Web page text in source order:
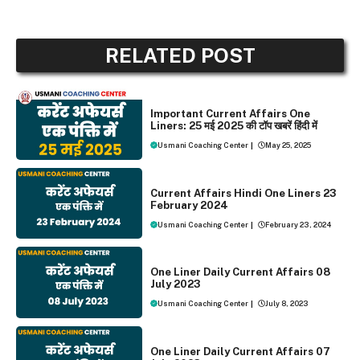
RELATED POST
Important Current Affairs One
Liners: 25 मई 2025 की टॉप खबरें हिंदी में
Usmani Coaching Center | May 25, 2025
Current Affairs Hindi One Liners 23
February 2024
Usmani Coaching Center | February 23, 2024
One Liner Daily Current Affairs 08
July 2023
Usmani Coaching Center | July 8, 2023
One Liner Daily Current Affairs 07